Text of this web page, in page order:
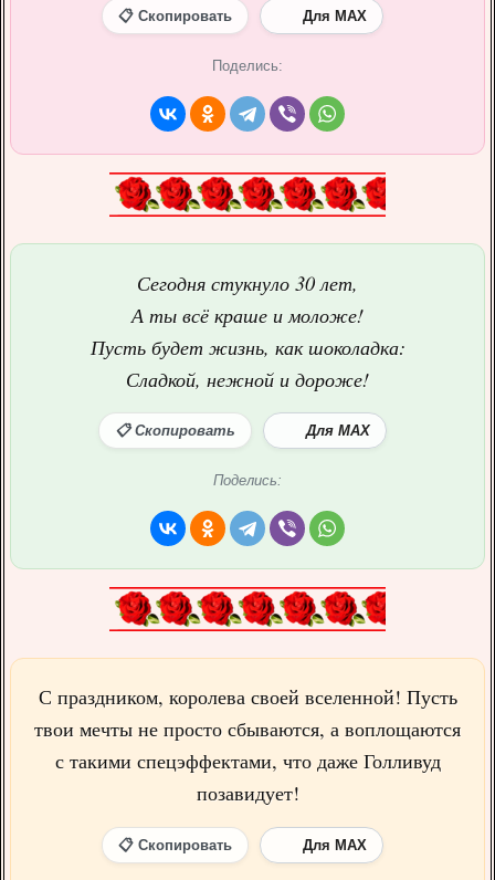
📋 Скопировать Для MAX
Поделись:
Сегодня стукнуло 30 лет,
А ты всё краше и моложе!
Пусть будет жизнь, как шоколадка:
Сладкой, нежной и дороже!
📋 Скопировать Для MAX
Поделись:
С праздником, королева своей вселенной! Пусть
твои мечты не просто сбываются, а воплощаются
с такими спецэффектами, что даже Голливуд
позавидует!
📋 Скопировать Для MAX